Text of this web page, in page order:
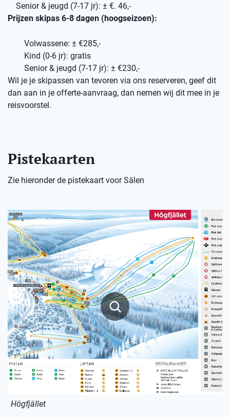
Senior & jeugd (7-17 jr): ± €. 46,-
Prijzen skipas 6-8 dagen (hoogseizoen):
Volwassene: ± €285,-
Kind (0-6 jr): gratis
Senior & jeugd (7-17 jr): ± €230,-
Wil je je skipassen van tevoren via ons reserveren, geef dit
dan aan in je offerte-aanvraag, dan nemen wij dit mee in je
reisvoorstel.
Pistekaarten
Zie hieronder de pistekaart voor Sälen
Högfjället